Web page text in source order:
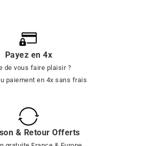
Payez en 4x
de vous faire plaisir ?
paiement en 4x sans frais
& Retour Offerts